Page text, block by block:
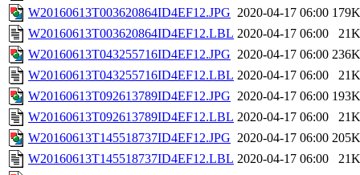
W20160613T003620864ID4EF12.JPG 2020-04-17 06:00 179K
W20160613T003620864ID4EF12.LBL 2020-04-17 06:00
21K
W20160613T043255716ID4EF12.JPG 2020-04-17 06:00 236K
W20160613T043255716ID4EF12.LBL 2020-04-17 06:00
21K
W20160613T092613789ID4EF12.JPG 2020-04-17 06:00 193K
W20160613T092613789ID4EF12.LBL 2020-04-17 06:00
21K
W20160613T145518737ID4EF12.JPG 2020-04-17 06:00 205K
W20160613T145518737ID4EF12.LBL 2020-04-17 06:00
21K